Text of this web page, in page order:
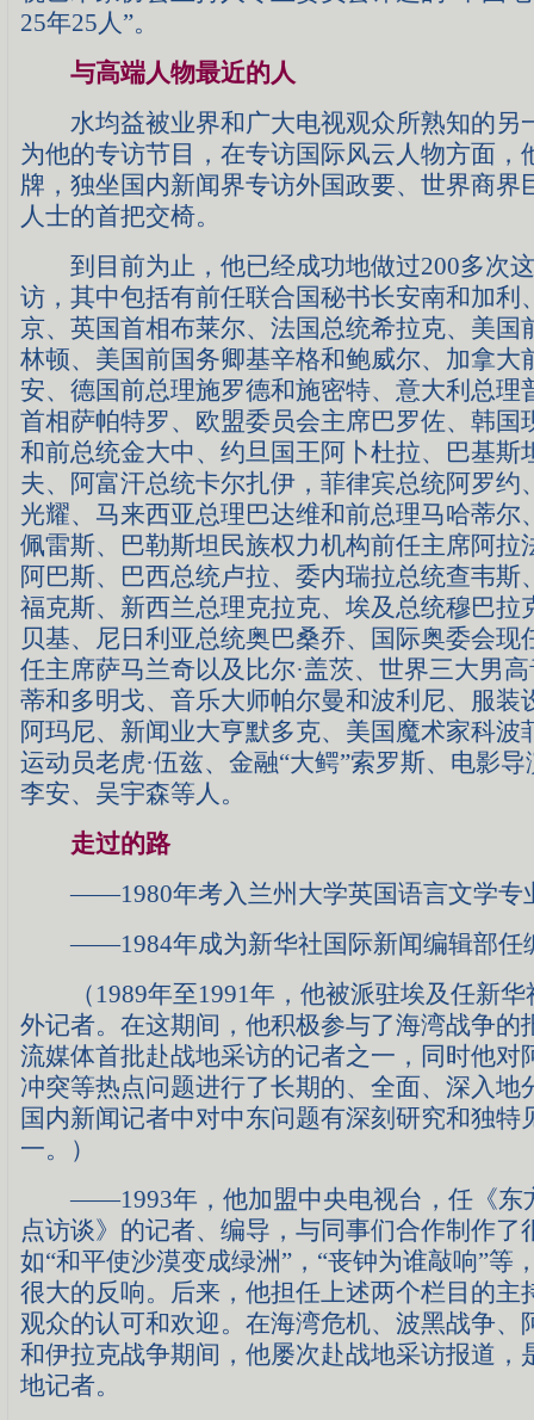
25年25人”。
与高端人物最近的人
水均益被业界和广大电视观众所熟知的另
为他的专访节目，在专访国际风云人物方面，
牌，独坐国内新闻界专访外国政要、世界商界
人士的首把交椅。
到目前为止，他已经成功地做过200多次
访，其中包括有前任联合国秘书长安南和加利
京、英国首相布莱尔、法国总统希拉克、美国
林顿、美国前国务卿基辛格和鲍威尔、加拿大
安、德国前总理施罗德和施密特、意大利总理
首相萨帕特罗、欧盟委员会主席巴罗佐、韩国
和前总统金大中、约旦国王阿卜杜拉、巴基斯
夫、阿富汗总统卡尔扎伊，菲律宾总统阿罗约
光耀、马来西亚总理巴达维和前总理马哈蒂尔
佩雷斯、巴勒斯坦民族权力机构前任主席阿拉
阿巴斯、巴西总统卢拉、委内瑞拉总统查韦斯
福克斯、新西兰总理克拉克、埃及总统穆巴拉
贝基、尼日利亚总统奥巴桑乔、国际奥委会现
任主席萨马兰奇以及比尔·盖茨、世界三大男
蒂和多明戈、音乐大师帕尔曼和波利尼、服装
阿玛尼、新闻业大亨默多克、美国魔术家科波
运动员老虎·伍兹、金融“大鳄”索罗斯、电影导
李安、吴宇森等人。
走过的路
——1980年考入兰州大学英国语言文学专
——1984年成为新华社国际新闻编辑部任
（1989年至1991年，他被派驻埃及任新华
外记者。在这期间，他积极参与了海湾战争的
流媒体首批赴战地采访的记者之一，同时他对
冲突等热点问题进行了长期的、全面、深入地
国内新闻记者中对中东问题有深刻研究和独特
一。）
——1993年，他加盟中央电视台，任《东
点访谈》的记者、编导，与同事们合作制作了
如“和平使沙漠变成绿洲”，“丧钟为谁敲响”等
很大的反响。后来，他担任上述两个栏目的主
观众的认可和欢迎。在海湾危机、波黑战争、
和伊拉克战争期间，他屡次赴战地采访报道，
地记者。